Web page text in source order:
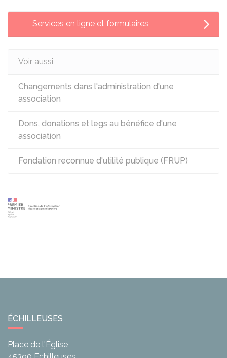
Services en ligne et formulaires
Voir aussi
Changements dans l'administration d'une
association
Dons, donations et legs au bénéfice d'une
association
Fondation reconnue d'utilité publique (FRUP)
ÉCHILLEUSES
Place de l'Église